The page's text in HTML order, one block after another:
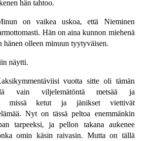
hän tahtoo.
on vaikea uskoa, että Nieminen
Hän on aina kunnon miehenä
hänen olleen minuun tyytyväisen.
näytti.
vuotta sitte oli tämän
vain viljelemätöntä metsää ja
missä ketut ja jänikset viettivät
Nyt on tässä peltoa enemmänkin
tarpeeksi, ja pellon takana aukenee
omin käsin raivasin. Mutta on tällä